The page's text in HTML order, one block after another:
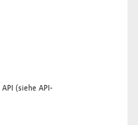
API (siehe API-